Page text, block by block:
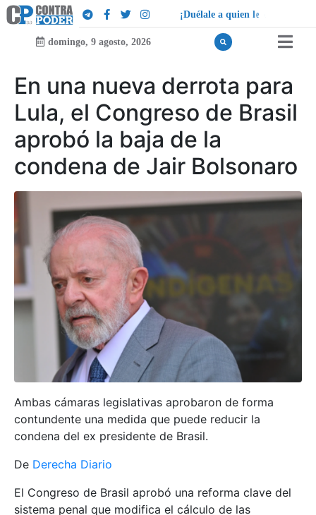
¡Duélale a quien le
domingo, 9 agosto, 2026
En una nueva derrota para
Lula, el Congreso de Brasil
aprobó la baja de la
condena de Jair Bolsonaro
Ambas cámaras legislativas aprobaron de forma
contundente una medida que puede reducir la
condena del ex presidente de Brasil.
De Derecha Diario
El Congreso de Brasil aprobó una reforma clave del
sistema penal que modifica el cálculo de las